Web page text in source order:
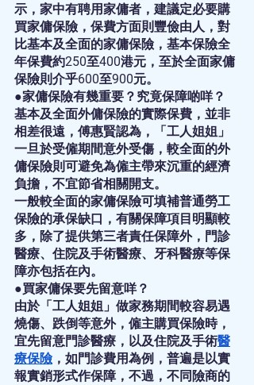
示，家中有聘用家傭者，建議定必要購
買家傭保險，保費方面則豐儉由人，對
比基本及全面的家傭保險，基本保險全
年保費約250至400港元，至於全面家傭
保險則介乎600至900元。
●家傭保險有幾重要？究竟保障啲咩？
基本及全面外傭保險的實際保費，並非
相差很遠，傅惠賢認為，「工人姐姐」
一旦於受僱期間意外受傷，較全面的外
傭保險則可避免為僱主帶來沉重的經濟
負擔，不宜節省相關開支。
一般較全面的家傭保險可填補普通勞工
保險的承保缺口，有關保障項目明顯較
多，除了提供第三者責任保障外，門診
醫療、住院及手術醫療、牙科醫療等保
障亦包括在內。
●買家傭保要先留意咩？
由於「工人姐姐」做家務期間較容易遇
燒傷、跌倒等意外，僱主購買保險時，
宜先留意門診醫療，以及住院及手術醫
療保險 ，如門診費用為例，普遍是以實
報實銷形式作保障，不過，不同險商的